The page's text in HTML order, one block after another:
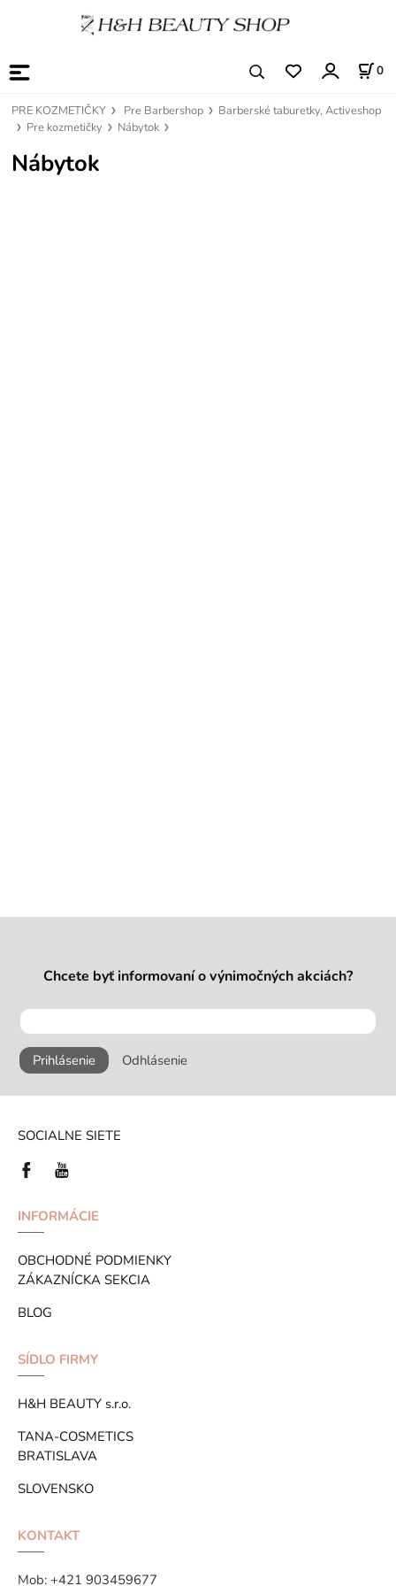
0
PRE KOZMETIČKY Pre Barbershop
Barberské taburetky, Activeshop
Pre kozmetičky
Nábytok
Nábytok
Chcete byť informovaní o výnimočných akciách?
Prihlásenie Odhlásenie
SOCIALNE SIETE
INFORMÁCIE
OBCHODNÉ PODMIENKY
ZÁKAZNÍCKA SEKCIA
BLOG
SÍDLO FIRMY
H&H BEAUTY s.r.o.
TANA-COSMETICS
BRATISLAVA
SLOVENSKO
KONTAKT
Mob: +421 903459677